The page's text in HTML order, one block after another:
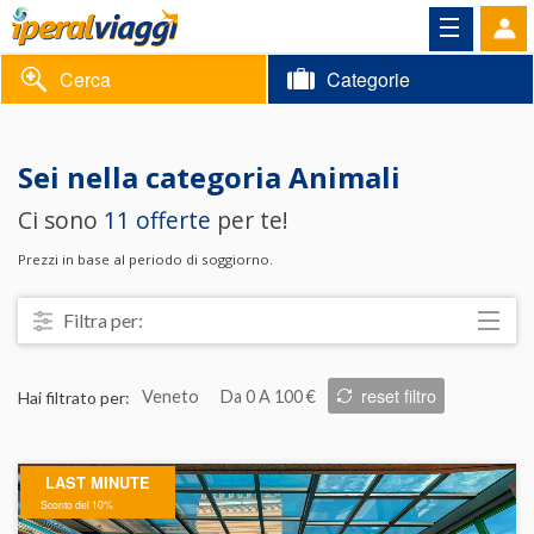
Volantino
Area
riservata
Informazioni
Contatti
Cerca Categorie
Sei nella categoria Animali
Ci sono 11 offerte per te!
Prezzi in base al periodo di soggiorno.
Filtra per:
Prezzo
Trattamento
Struttura
Hai filtrato per: Veneto Da 0 A 100 € reset filtro
LAST MINUTE
Sconto del 10%